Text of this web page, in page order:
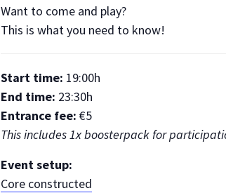
Want to come and play?
This is what you need to know!
Start time: 19:00h
End time: 23:30h
Entrance fee: €5
This includes 1x boosterpack for
Event setup:
Core constructed